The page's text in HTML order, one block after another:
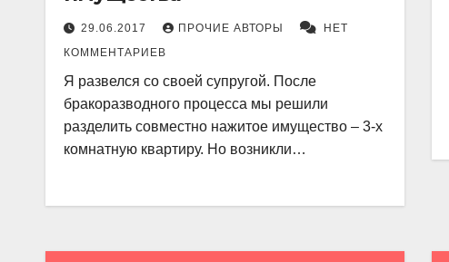
29.06.2017 ПРОЧИЕ АВТОРЫ
НЕТ
КОММЕНТАРИЕВ
Я развелся со своей супругой. После
бракоразводного процесса мы решили
разделить совместно нажитое имущество – 3-х
комнатную квартиру. Но возникли…